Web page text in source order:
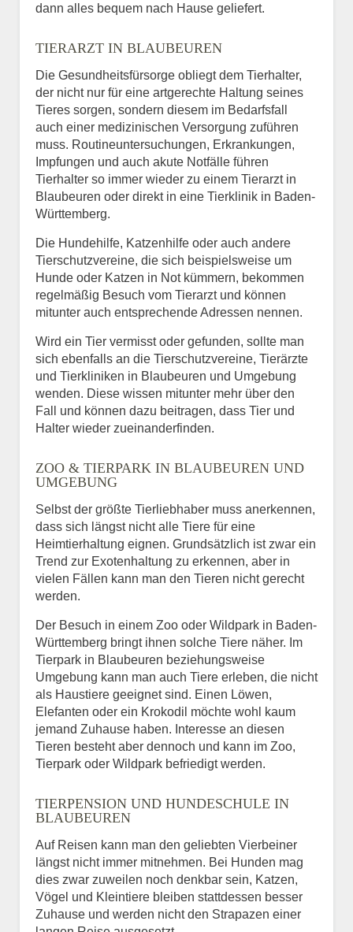
dann alles bequem nach Hause geliefert.
TIERARZT IN BLAUBEUREN
Die Gesundheitsfürsorge obliegt dem Tierhalter,
der nicht nur für eine artgerechte Haltung seines
Tieres sorgen, sondern diesem im Bedarfsfall
auch einer medizinischen Versorgung zuführen
muss. Routineuntersuchungen, Erkrankungen,
Impfungen und auch akute Notfälle führen
Tierhalter so immer wieder zu einem Tierarzt in
Blaubeuren oder direkt in eine Tierklinik in Baden-
Württemberg.
Die Hundehilfe, Katzenhilfe oder auch andere
Tierschutzvereine, die sich beispielsweise um
Hunde oder Katzen in Not kümmern, bekommen
regelmäßig Besuch vom Tierarzt und können
mitunter auch entsprechende Adressen nennen.
Wird ein Tier vermisst oder gefunden, sollte man
sich ebenfalls an die Tierschutzvereine, Tierärzte
und Tierkliniken in Blaubeuren und Umgebung
wenden. Diese wissen mitunter mehr über den
Fall und können dazu beitragen, dass Tier und
Halter wieder zueinanderfinden.
ZOO & TIERPARK IN BLAUBEUREN UND
UMGEBUNG
Selbst der größte Tierliebhaber muss anerkennen,
dass sich längst nicht alle Tiere für eine
Heimtierhaltung eignen. Grundsätzlich ist zwar ein
Trend zur Exotenhaltung zu erkennen, aber in
vielen Fällen kann man den Tieren nicht gerecht
werden.
Der Besuch in einem Zoo oder Wildpark in Baden-
Württemberg bringt ihnen solche Tiere näher. Im
Tierpark in Blaubeuren beziehungsweise
Umgebung kann man auch Tiere erleben, die nicht
als Haustiere geeignet sind. Einen Löwen,
Elefanten oder ein Krokodil möchte wohl kaum
jemand Zuhause haben. Interesse an diesen
Tieren besteht aber dennoch und kann im Zoo,
Tierpark oder Wildpark befriedigt werden.
TIERPENSION UND HUNDESCHULE IN
BLAUBEUREN
Auf Reisen kann man den geliebten Vierbeiner
längst nicht immer mitnehmen. Bei Hunden mag
dies zwar zuweilen noch denkbar sein, Katzen,
Vögel und Kleintiere bleiben stattdessen besser
Zuhause und werden nicht den Strapazen einer